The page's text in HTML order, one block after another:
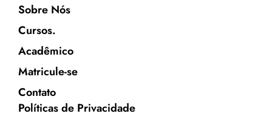
Sobre Nós
Cursos.
Acadêmico
Matricule-se
Contato
Políticas de Privacidade